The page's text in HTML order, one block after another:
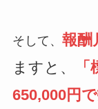
そして、 報酬
ますと、
650,000円